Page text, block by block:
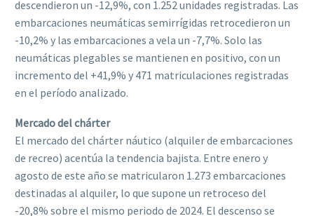
descendieron un -12,9%, con 1.252 unidades registradas. Las
embarcaciones neumáticas semirrígidas retrocedieron un
-10,2% y las embarcaciones a vela un -7,7%. Solo las
neumáticas plegables se mantienen en positivo, con un
incremento del +41,9% y 471 matriculaciones registradas
en el período analizado.
Mercado del chárter
El mercado del chárter náutico (alquiler de embarcaciones
de recreo) acentúa la tendencia bajista. Entre enero y
agosto de este año se matricularon 1.273 embarcaciones
destinadas al alquiler, lo que supone un retroceso del
-20,8% sobre el mismo periodo de 2024. El descenso se